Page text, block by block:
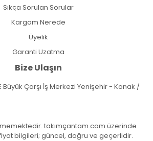
Sıkça Sorulan Sorular
Kargom Nerede
Üyelik
Garanti Uzatma
Bize Ulaşın
Büyük Çarşı İş Merkezi Yenişehir - Konak /
takımçantam.com üzerinde
bilgileri; güncel, doğru ve geçerlidir.